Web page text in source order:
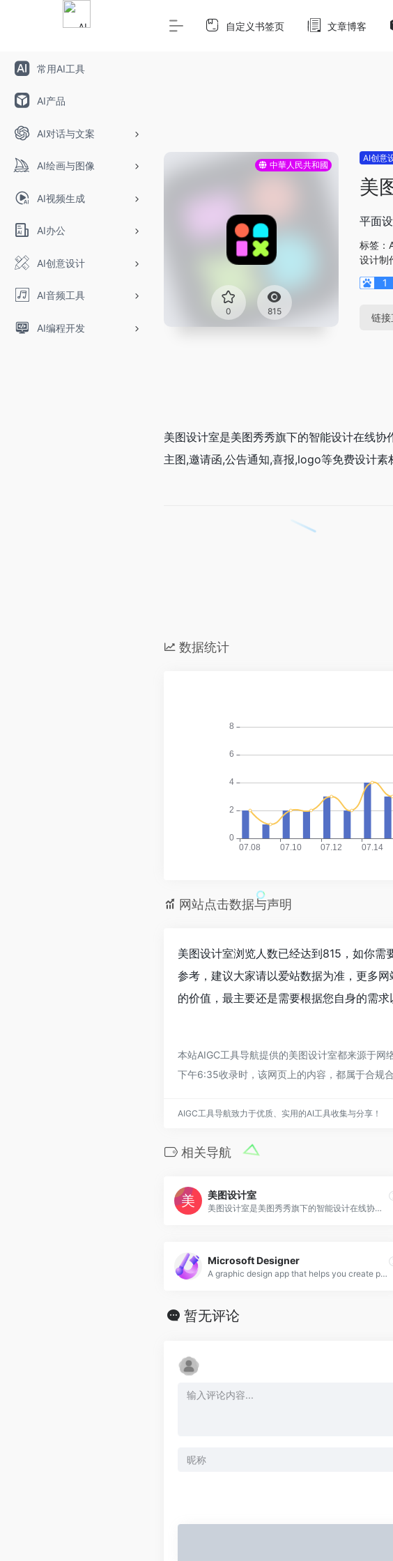
: Array to string conversion in /www/wwwroot/
常用AI工具
AI产品
AI对话与文案
AI绘画与图像
AI视频生成
AI办公
AI创意设计
AI音频工具
AI编程开发
自定义书签页 文章博客
中華人民共和國
0 815
AI创意
美
平面
标签：
设计制
1
链接
美图设计室是美图秀秀旗下的智能设计在线
主图,邀请函,公告通知,喜报,logo等免费设计素
数据统计
网站点击数据与声明
美图设计室浏览人数已经达到815，如你
参考，建议大家请以爱站数据为准，更多
的价值，最主要还是需要根据您自身的需
本站AIGC工具导航提供的美图设计室都来源于
下午6:35收录时，该网页上的内容，都属于合规
AIGC工具导航致力于优质、实用的AI工具收集与分享！
相关导航
美图设计室
美图设计室是美图秀秀旗下的智能设计在线协作平台，是一款平面设计工具和在线平面设计软件,提供海量海报模板,跨境电商模板,跨境电商banner,跨境电商主图,邀请函,公告通知,喜报,logo等免费设计素材和模板,可在线智能生成海报,一键换色,一键换装,一键去水印,图片高清修复,无损放大,抠图,拼图。
Microsoft Designer
A graphic design app that helps you create professional quality social media posts, invitations, digital postcards, graphics, and more. Start with your idea and create something unique for you.
暂无评论